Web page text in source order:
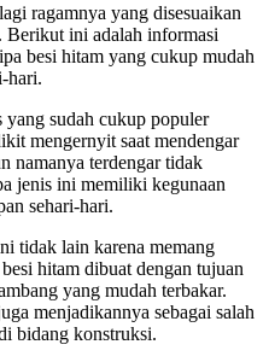
ragamnya yang disesuaikan
Berikut ini adalah informasi
besi hitam yang cukup mudah
hari.
yang sudah cukup populer
mengernyit saat mendengar
namanya terdengar tidak
jenis ini memiliki kegunaan
sehari-hari.
tidak lain karena memang
hitam dibuat dengan tujuan
yang mudah terbakar.
menjadikannya sebagai salah
bidang konstruksi.